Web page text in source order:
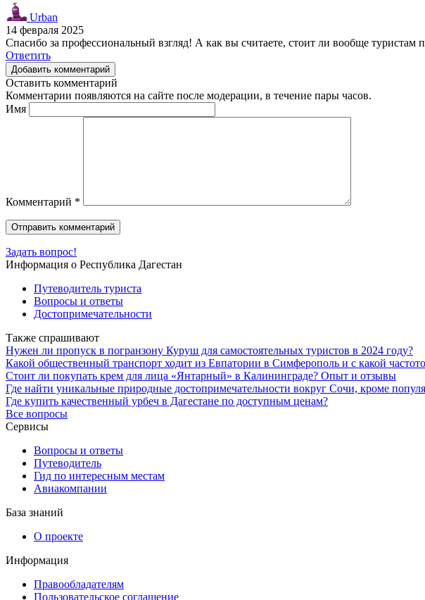
Urban
14 февраля 2025
Спасибо за профессиональный взгляд! А как вы считаете, стоит ли вообще туристам
Ответить
Добавить комментарий
Оставить комментарий
Комментарии появляются на сайте после модерации, в течение пары часов.
Имя
Комментарий *
Задать вопрос!
Информация о Республика Дагестан
Путеводитель туриста
Вопросы и ответы
Достопримечательности
Также спрашивают
Нужен ли пропуск в погранзону Куруш для самостоятельных туристов в 2024 году?
Какой общественный транспорт ходит из Евпатории в Симферополь и с какой
Стоит ли покупать крем для лица «Янтарный» в Калининграде? Опыт и отзывы
Где найти уникальные природные достопримечательности вокруг Сочи, кроме
Где купить качественный урбеч в Дагестане по доступным ценам?
Все вопросы
Сервисы
Вопросы и ответы
Путеводитель
Гид по интересным местам
Авиакомпании
База знаний
О проекте
Информация
Правообладателям
Пользовательское соглашение